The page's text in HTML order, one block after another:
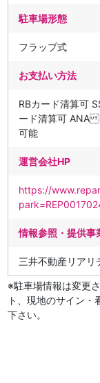
駐車場形態
フラップ式
お支払い方法
RBカード清算可
ード清算可 ANA
可能
運営会社HP
https://
情報参照・提供事
三井不動産リアリ
※駐車場情報は変更
ト、現地のサイン
下さい。